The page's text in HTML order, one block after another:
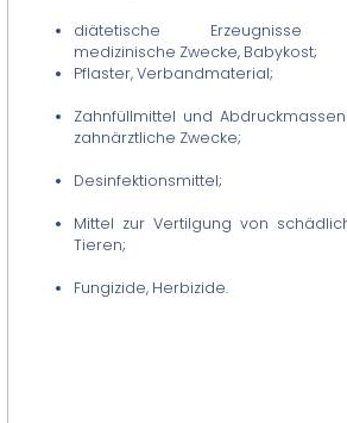
diätetische Erzeugnisse
medizinische Zwecke, Babykost;
Pflaster, Verbandmaterial;
Zahnfüllmittel und
zahnärztliche Zwecke;
Desinfektionsmittel;
Mittel zur Vertilgung von
Tieren;
Fungizide, Herbizide.